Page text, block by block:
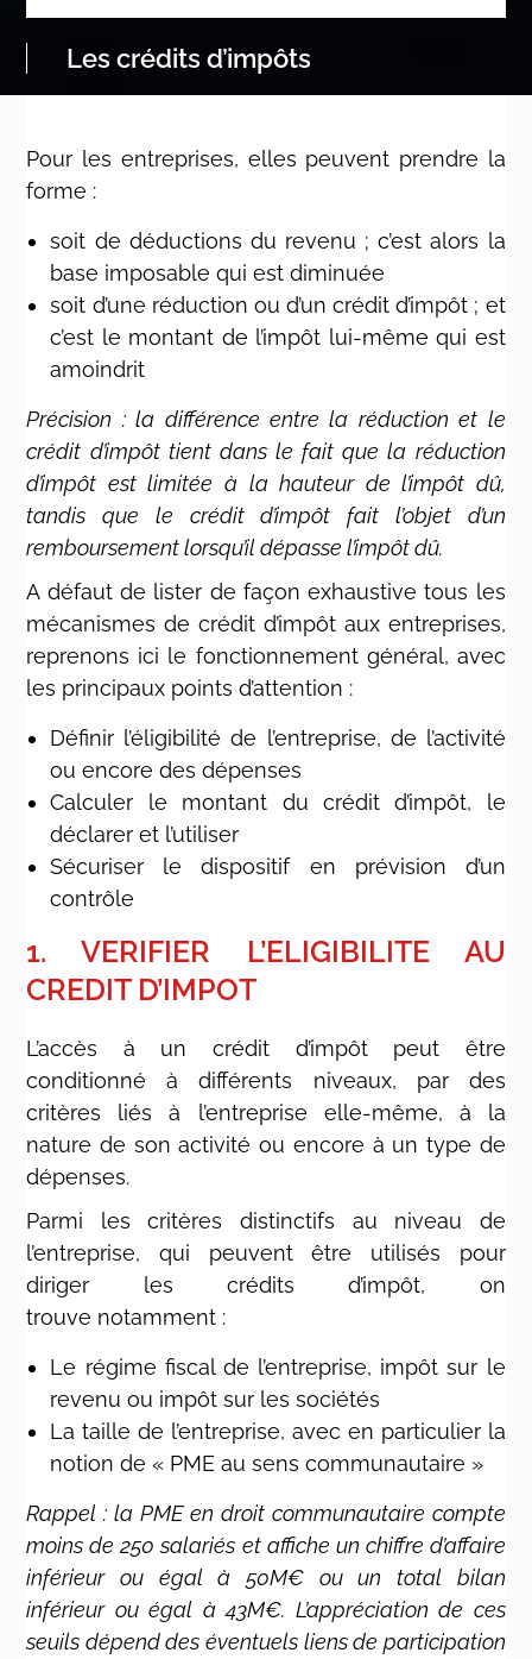
Les crédits d’impôts
Pour les entreprises, elles peuvent prendre la
forme :
soit de déductions du revenu ; c’est alors la
base imposable qui est diminuée
soit d’une réduction ou d’un crédit d’impôt ; et
c’est le montant de l’impôt lui-même qui est
amoindrit
Précision : la différence entre la réduction et le
crédit d’impôt tient dans le fait que la réduction
d’impôt est limitée à la hauteur de l’impôt dû,
tandis que le crédit d’impôt fait l’objet d’un
remboursement lorsqu’il dépasse l’impôt dû.
A défaut de lister de façon exhaustive tous les
mécanismes de crédit d’impôt aux entreprises,
reprenons ici le fonctionnement général, avec
les principaux points d’attention :
Définir l’éligibilité de l’entreprise, de l’activité
ou encore des dépenses
Calculer le montant du crédit d’impôt, le
déclarer et l’utiliser
Sécuriser le dispositif en prévision d’un
contrôle
1. VERIFIER L’ELIGIBILITE AU
CREDIT D’IMPOT
L’accès à un crédit d’impôt peut être
conditionné à différents niveaux, par des
critères liés à l’entreprise elle-même, à la
nature de son activité ou encore à un type de
dépenses.
Parmi les critères distinctifs au niveau de
l’entreprise, qui peuvent être utilisés pour
diriger les crédits d’impôt, on
trouve notamment :
Le régime fiscal de l’entreprise, impôt sur le
revenu ou impôt sur les sociétés
La taille de l’entreprise, avec en particulier la
notion de « PME au sens communautaire »
Rappel : la PME en droit communautaire compte
moins de 250 salariés et affiche un chiffre d’affaire
inférieur ou égal à 50M€ ou un total bilan
inférieur ou égal à 43M€. L’appréciation de ces
seuils dépend des éventuels liens de participation